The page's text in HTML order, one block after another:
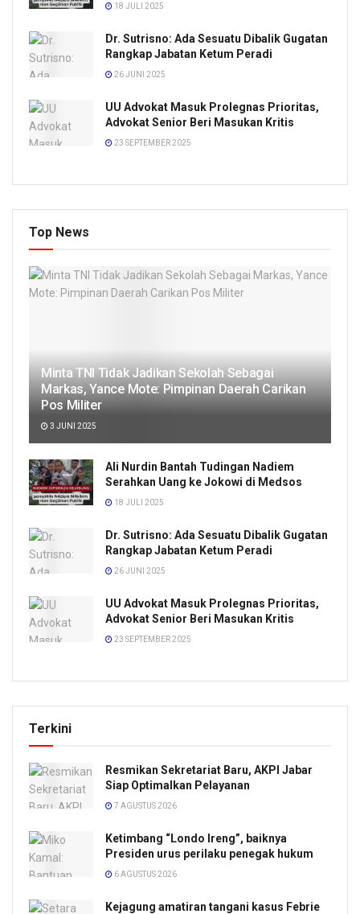
18 JULI 2025
Dr. Sutrisno: Ada Sesuatu Dibalik Gugatan
Rangkap Jabatan Ketum Peradi
26 JUNI 2025
UU Advokat Masuk Prolegnas Prioritas,
Advokat Senior Beri Masukan Kritis
23 SEPTEMBER 2025
Top News
Minta TNI Tidak Jadikan Sekolah Sebagai
Markas, Yance Mote: Pimpinan Daerah Carikan
Pos Militer
3 JUNI 2025
Ali Nurdin Bantah Tudingan Nadiem
Serahkan Uang ke Jokowi di Medsos
18 JULI 2025
Dr. Sutrisno: Ada Sesuatu Dibalik Gugatan
Rangkap Jabatan Ketum Peradi
26 JUNI 2025
UU Advokat Masuk Prolegnas Prioritas,
Advokat Senior Beri Masukan Kritis
23 SEPTEMBER 2025
Terkini
Resmikan Sekretariat Baru, AKPI Jabar
Siap Optimalkan Pelayanan
7 AGUSTUS 2026
Ketimbang “Londo Ireng”, baiknya
Presiden urus perilaku penegak hukum
6 AGUSTUS 2026
Kejagung amatiran tangani kasus Febrie